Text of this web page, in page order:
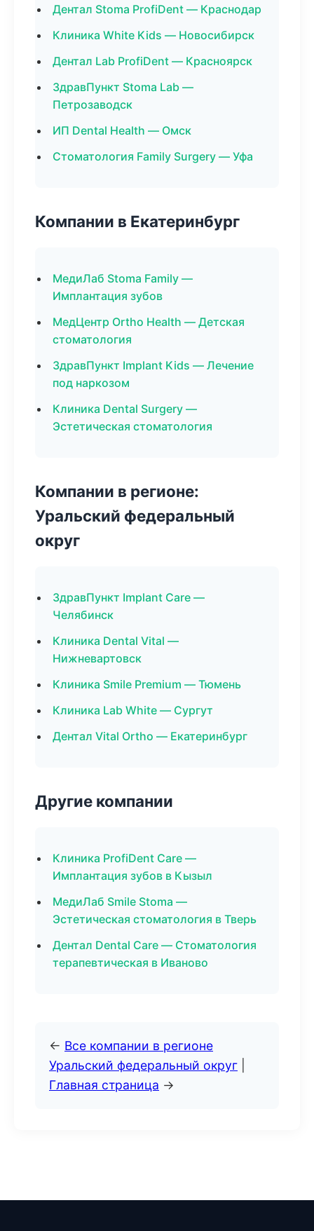
Дентал Stoma ProfiDent — Краснодар
Клиника White Kids — Новосибирск
Дентал Lab ProfiDent — Красноярск
ЗдравПункт Stoma Lab —
Петрозаводск
ИП Dental Health — Омск
Стоматология Family Surgery — Уфа
Компании в Екатеринбург
МедиЛаб Stoma Family —
Имплантация зубов
МедЦентр Ortho Health — Детская
стоматология
ЗдравПункт Implant Kids — Лечение
под наркозом
Клиника Dental Surgery —
Эстетическая стоматология
Компании в регионе:
Уральский федеральный
округ
ЗдравПункт Implant Care —
Челябинск
Клиника Dental Vital —
Нижневартовск
Клиника Smile Premium — Тюмень
Клиника Lab White — Сургут
Дентал Vital Ortho — Екатеринбург
Другие компании
Клиника ProfiDent Care —
Имплантация зубов в Кызыл
МедиЛаб Smile Stoma —
Эстетическая стоматология в Тверь
Дентал Dental Care — Стоматология
терапевтическая в Иваново
← Все компании в регионе
Уральский федеральный округ
Главная страница →